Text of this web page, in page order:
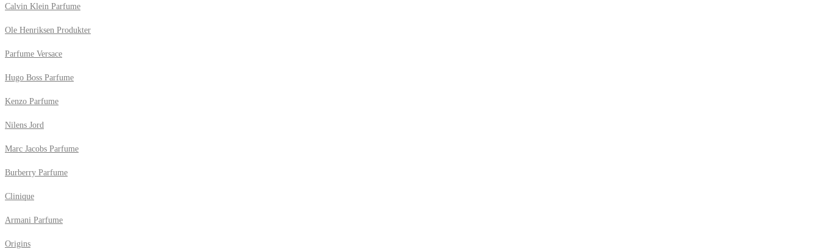
Calvin Klein Parfume
Ole Henriksen Produkter
Parfume Versace
Hugo Boss Parfume
Kenzo Parfume
Nilens Jord
Marc Jacobs Parfume
Burberry Parfume
Clinique
Armani Parfume
Origins